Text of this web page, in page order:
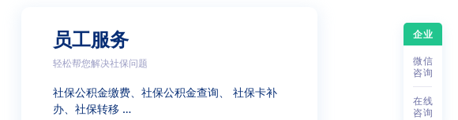
员工服务
轻松帮您解决社保问题
社保公积金缴费、社保公积金查询、 社保卡补
办、社保转移 …
企业
微信
咨询
在线
咨询